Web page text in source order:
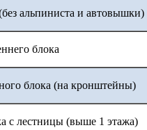
альпиниста и автовышки)
блока
блока (на кронштейны)
с лестницы (выше 1 этажа)